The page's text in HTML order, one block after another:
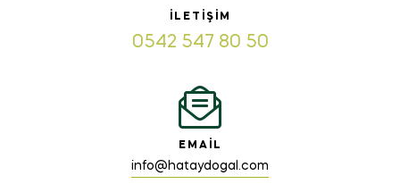
İLETIŞIM
0542 547 80 50
EMAIL
info@hataydogal.com